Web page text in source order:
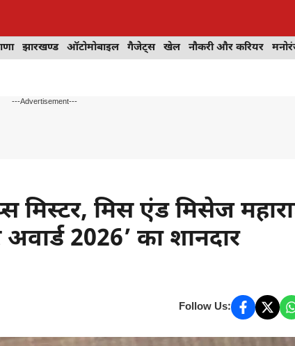
झारखण्ड ऑटोमोबाइल गैजेट्स खेल नौकरी और करियर
---Advertisement---
मिस्टर, मिस एंड मिसेज
अवार्ड 2026’ का शानदार
Follow Us: